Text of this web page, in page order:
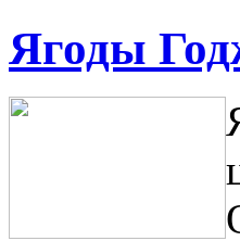
Ягоды